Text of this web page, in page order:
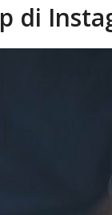
di